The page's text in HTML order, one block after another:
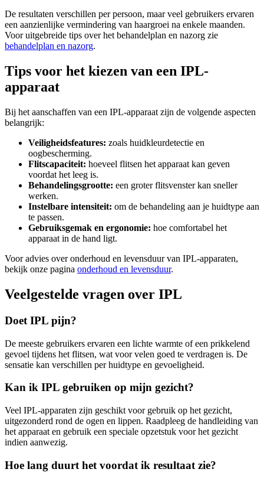
De resultaten verschillen per persoon, maar veel gebruikers ervaren
een aanzienlijke vermindering van haargroei na enkele maanden.
Voor uitgebreide tips over het behandelplan en nazorg zie
behandelplan en nazorg.
Tips voor het kiezen van een IPL-
apparaat
Bij het aanschaffen van een IPL-apparaat zijn de volgende aspecten
belangrijk:
Veiligheidsfeatures: zoals huidkleurdetectie en
oogbescherming.
Flitscapaciteit: hoeveel flitsen het apparaat kan geven
voordat het leeg is.
Behandelingsgrootte: een groter flitsvenster kan sneller
werken.
Instelbare intensiteit: om de behandeling aan je huidtype aan
te passen.
Gebruiksgemak en ergonomie: hoe comfortabel het
apparaat in de hand ligt.
Voor advies over onderhoud en levensduur van IPL-apparaten,
bekijk onze pagina onderhoud en levensduur.
Veelgestelde vragen over IPL
Doet IPL pijn?
De meeste gebruikers ervaren een lichte warmte of een prikkelend
gevoel tijdens het flitsen, wat voor velen goed te verdragen is. De
sensatie kan verschillen per huidtype en gevoeligheid.
Kan ik IPL gebruiken op mijn gezicht?
Veel IPL-apparaten zijn geschikt voor gebruik op het gezicht,
uitgezonderd rond de ogen en lippen. Raadpleeg de handleiding van
het apparaat en gebruik een speciale opzetstuk voor het gezicht
indien aanwezig.
Hoe lang duurt het voordat ik resultaat zie?